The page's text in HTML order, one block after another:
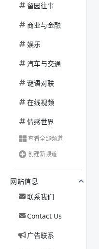
留园往事
商业与金融
娱乐
汽车与交通
谜语对联
在线视频
情感世界
查看全部频道
创建新频道
网站信息
联系我们
Contact Us
广告联系